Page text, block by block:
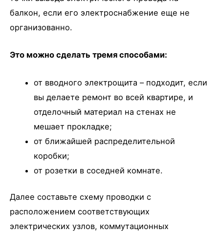
балкон, если его электроснабжение еще не
организованно.
Это можно сделать тремя способами:
от вводного электрощита – подходит, если
вы делаете ремонт во всей квартире, и
отделочный материал на стенах не
мешает прокладке;
от ближайшей распределительной
коробки;
от розетки в соседней комнате.
Далее составьте схему проводки с
расположением соответствующих
электрических узлов, коммутационных